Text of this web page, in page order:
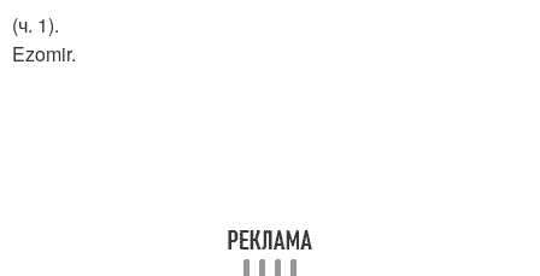
(ч. 1).
Ezomir.